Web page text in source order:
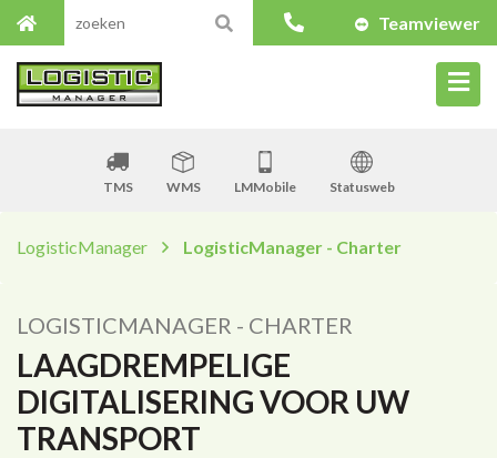
Teamviewer
TMS WMS LMMobile Statusweb
LogisticManager LogisticManager - Charter
LOGISTICMANAGER - CHARTER
LAAGDREMPELIGE
DIGITALISERING VOOR UW
TRANSPORT